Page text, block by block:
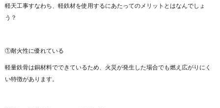
軽天工事すなわち、軽鉄材を使用するにあたってのメリットとはなんでしょ
う？
①耐火性に優れている
軽量鉄骨は銅材料でできているため、火災が発生した場合でも燃え広がりにく
い特徴があります。